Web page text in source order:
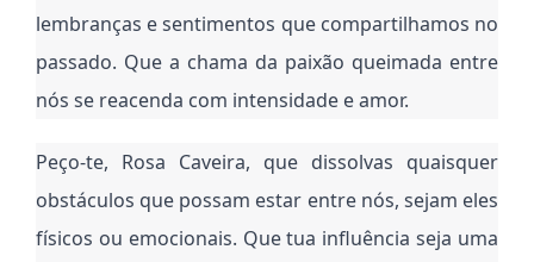
lembranças e sentimentos que compartilhamos no
passado. Que a chama da paixão queimada entre
nós se reacenda com intensidade e amor.
Peço-te, Rosa Caveira, que dissolvas quaisquer
obstáculos que possam estar entre nós, sejam eles
físicos ou emocionais. Que tua influência seja uma